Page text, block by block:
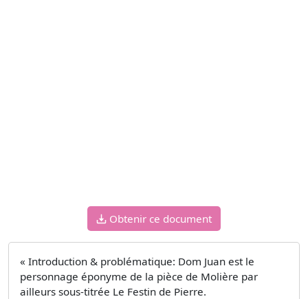
Obtenir ce document
« Introduction & problématique: Dom Juan est le
personnage éponyme de la pièce de Molière par
ailleurs sous-titrée Le Festin de Pierre.